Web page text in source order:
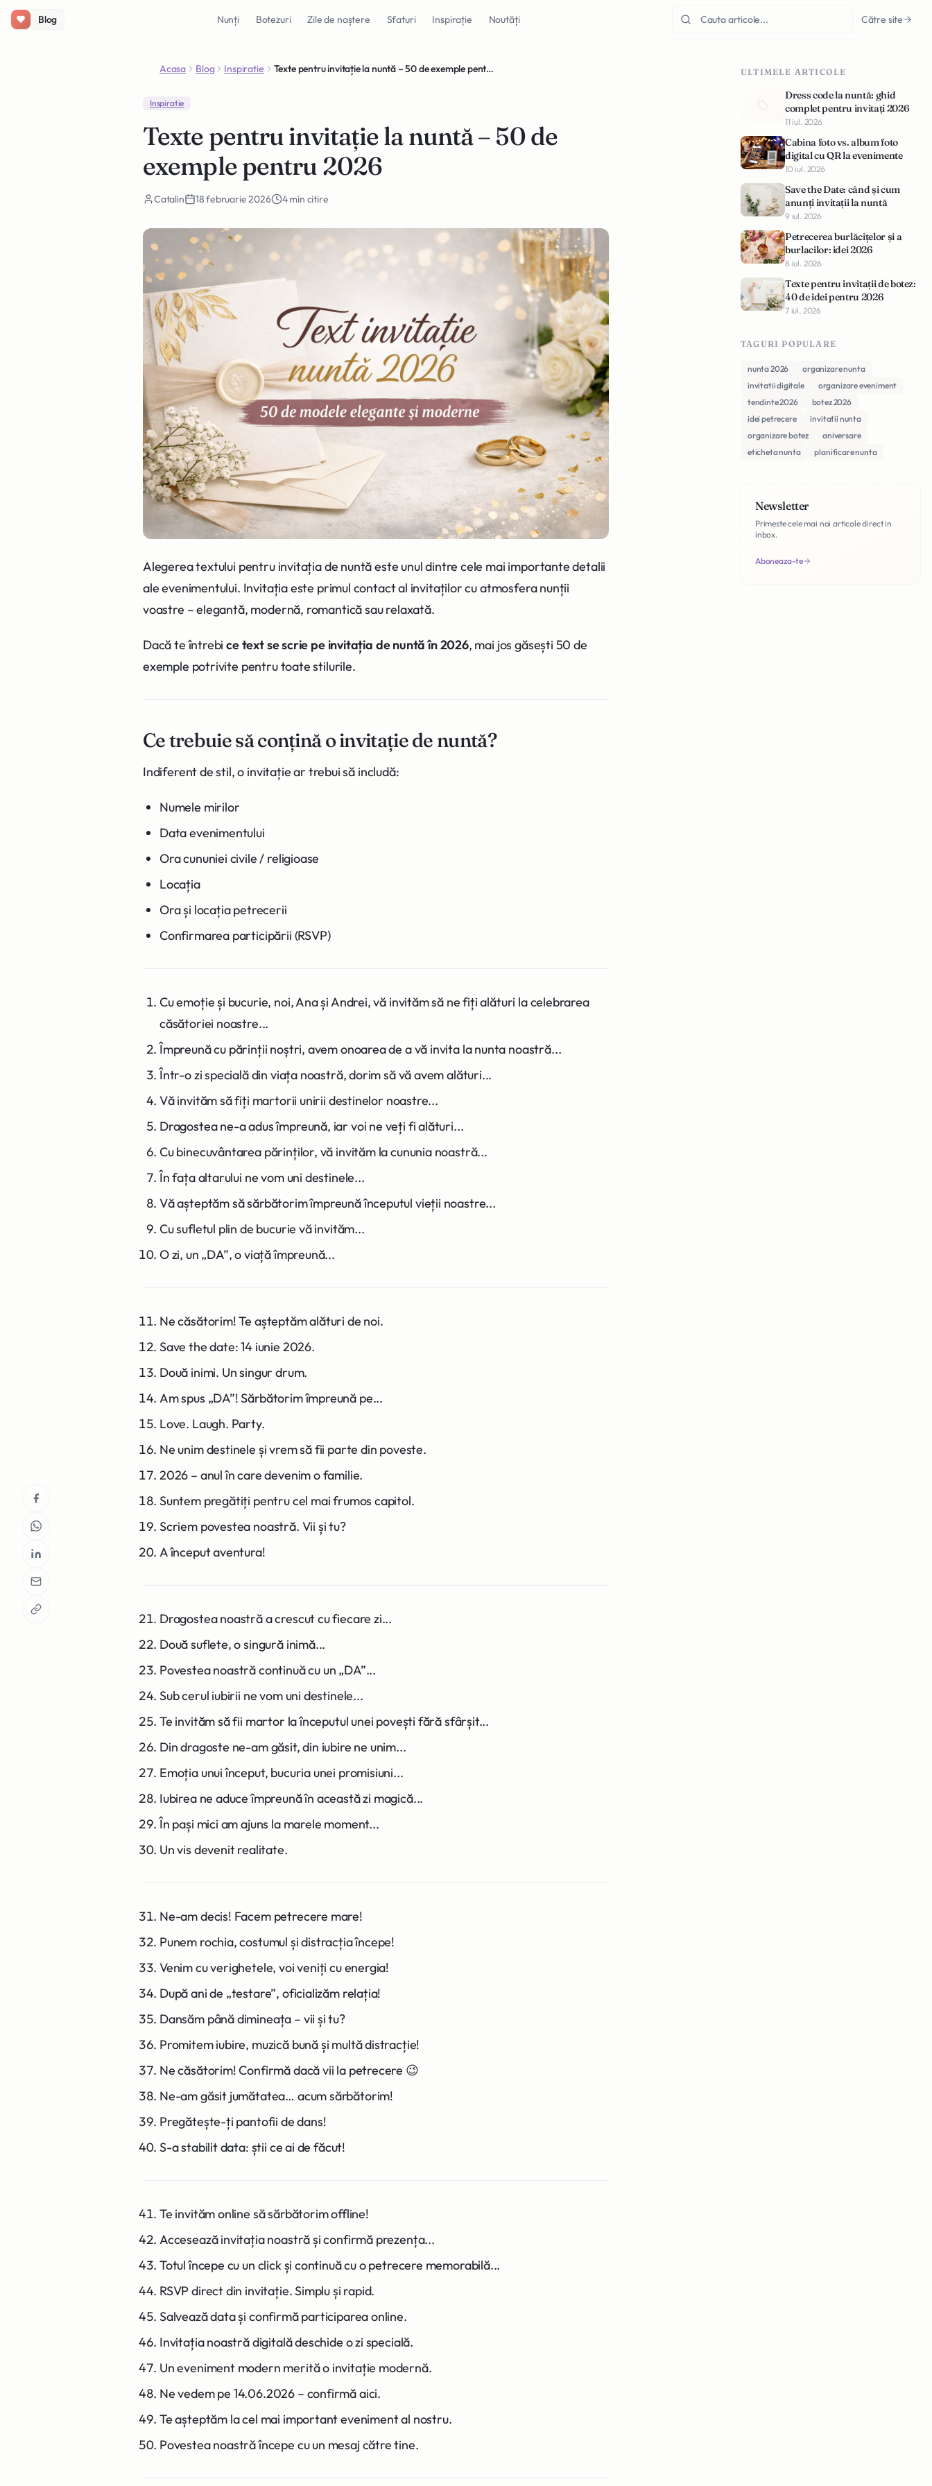
Salt la conținut
Blog Nunți Botezuri Zile de naștere Sfaturi Inspirație Noutăți Către site
Acasa Blog Inspiratie Texte pentru invitație la nuntă – 50 de exemple pentru 2026
Inspiratie
Texte pentru invitație la nuntă – 50 de
exemple pentru 2026
Catalin 18 februarie 2026 4 min citire
Alegerea textului pentru invitația de nuntă este unul dintre cele mai importante detalii
ale evenimentului. Invitația este primul contact al invitaților cu atmosfera nunții
voastre – elegantă, modernă, romantică sau relaxată.
Dacă te întrebice text se scrie pe invitația de nuntă în 2026, mai jos găsești 50 de
exemple potrivite pentru toate stilurile.
Ce trebuie să conțină o invitație de nuntă?
Indiferent de stil, o invitație ar trebui să includă:
Numele mirilor
Data evenimentului
Ora cununiei civile / religioase
Locația
Ora și locația petrecerii
Confirmarea participării (RSVP)
Cu emoție și bucurie, noi, Ana și Andrei, vă invităm să ne fiți alături la celebrarea
căsătoriei noastre...
Împreună cu părinții noștri, avem onoarea de a vă invita la nunta noastră...
Într-o zi specială din viața noastră, dorim să vă avem alături...
Vă invităm să fiți martorii unirii destinelor noastre...
Dragostea ne-a adus împreună, iar voi ne veți fi alături...
Cu binecuvântarea părinților, vă invităm la cununia noastră...
În fața altarului ne vom uni destinele...
Vă așteptăm să sărbătorim împreună începutul vieții noastre...
Cu sufletul plin de bucurie vă invităm...
O zi, un „DA”, o viață împreună...
Ne căsătorim! Te așteptăm alături de noi.
Save the date: 14 iunie 2026.
Două inimi. Un singur drum.
Am spus „DA”! Sărbătorim împreună pe...
Love. Laugh. Party.
Ne unim destinele și vrem să fii parte din poveste.
2026 – anul în care devenim o familie.
Suntem pregătiți pentru cel mai frumos capitol.
Scriem povestea noastră. Vii și tu?
A început aventura!
Dragostea noastră a crescut cu fiecare zi...
Două suflete, o singură inimă...
Povestea noastră continuă cu un „DA”...
Sub cerul iubirii ne vom uni destinele...
Te invităm să fii martor la începutul unei povești fără sfârșit...
Din dragoste ne-am găsit, din iubire ne unim...
Emoția unui început, bucuria unei promisiuni...
Iubirea ne aduce împreună în această zi magică...
În pași mici am ajuns la marele moment...
Un vis devenit realitate.
Ne-am decis! Facem petrecere mare!
Punem rochia, costumul și distracția începe!
Venim cu verighetele, voi veniți cu energia!
După ani de „testare”, oficializăm relația!
Dansăm până dimineața – vii și tu?
Promitem iubire, muzică bună și multă distracție!
Ne căsătorim! Confirmă dacă vii la petrecere 😉
Ne-am găsit jumătatea… acum sărbătorim!
Pregătește-ți pantofii de dans!
S-a stabilit data: știi ce ai de făcut!
Te invităm online să sărbătorim offline!
Accesează invitația noastră și confirmă prezența...
Totul începe cu un click și continuă cu o petrecere memorabilă...
RSVP direct din invitație. Simplu și rapid.
Salvează data și confirmă participarea online.
Invitația noastră digitală deschide o zi specială.
Un eveniment modern merită o invitație modernă.
Ne vedem pe 14.06.2026 – confirmă aici.
Te așteptăm la cel mai important eveniment al nostru.
Povestea noastră începe cu un mesaj către tine.
ULTIMELE ARTICOLE
Dress code la nuntă: ghid
complet pentru invitați 2026
11 iul. 2026
Cabina foto vs. album foto
digital cu QR la evenimente
10 iul. 2026
Save the Date: când și cum
anunți invitații la nuntă
9 iul. 2026
Petrecerea burlăcițelor și a
burlacilor: idei 2026
8 iul. 2026
Texte pentru invitații de botez:
40 de idei pentru 2026
7 iul. 2026
TAGURI POPULARE
nunta 2026
organizare nunta
invitatii digitale
organizare eveniment
tendinte 2026
botez 2026
idei petrecere
invitatii nunta
organizare botez
aniversare
eticheta nunta
planificare nunta
Newsletter
Primeste cele mai noi articole direct in
inbox.
Aboneaza-te